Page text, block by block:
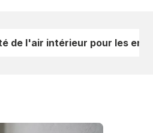
de l'air intérieur pour les